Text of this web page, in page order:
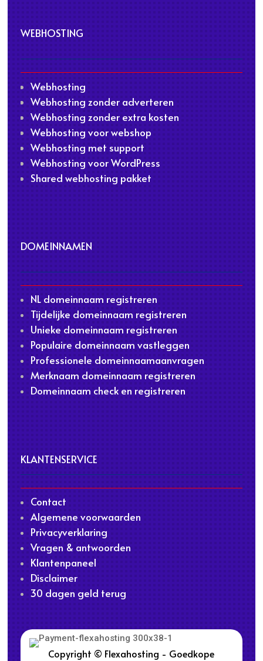
WEBHOSTING
Webhosting
Webhosting zonder adverteren
Webhosting zonder extra kosten
Webhosting voor webshop
Webhosting met support
Webhosting voor WordPress
Shared webhosting pakket
DOMEINNAMEN
NL domeinnaam registreren
Tijdelijke domeinnaam registreren
Unieke domeinnaam registreren
Populaire domeinnaam vastleggen
Professionele domeinnaamaanvragen
Merknaam domeinnaam registreren
Domeinnaam check en registreren
KLANTENSERVICE
Contact
Algemene voorwaarden
Privacyverklaring
Vragen & antwoorden
Klantenpaneel
Disclaimer
30 dagen geld terug
Copyright © Flexahosting - Goedkope